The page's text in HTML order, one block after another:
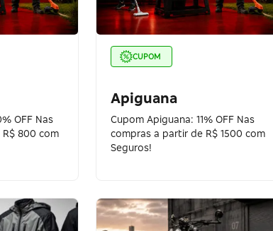
OFF Nas
800 com
CUPOM
Apiguana
Cupom Apiguana: 11% OFF Nas
compras a partir de R$ 1500 com
Seguros!